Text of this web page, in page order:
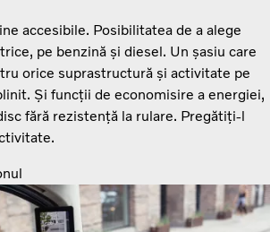
accesibile. Posibilitatea de a alege
pe benzină și diesel. Un șasiu care
orice suprastructură și activitate pe
Și funcții de economisire a energiei,
fără rezistență la rulare. Pregătiți-l